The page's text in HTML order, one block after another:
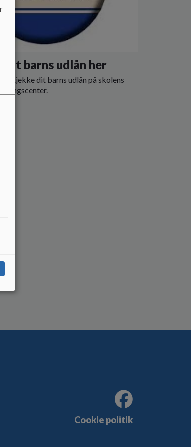
dit barns udlån her
du tjekke dit barns udlån på skolens
Cookie politik